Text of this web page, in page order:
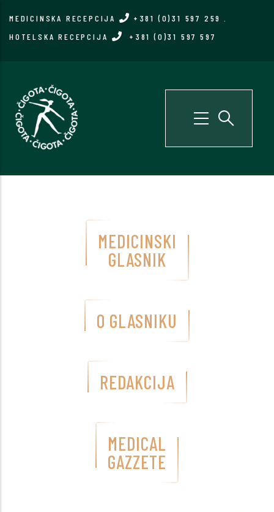
MEDICINSKA RECEPCIJA +381 (0)31 597 259
HOTELSKA RECEPCIJA
+381 (0)31 597 597
MEDICINSKI
GLASNIK
O GLASNIKU
REDAKCIJA
MEDICAL
GAZZETE